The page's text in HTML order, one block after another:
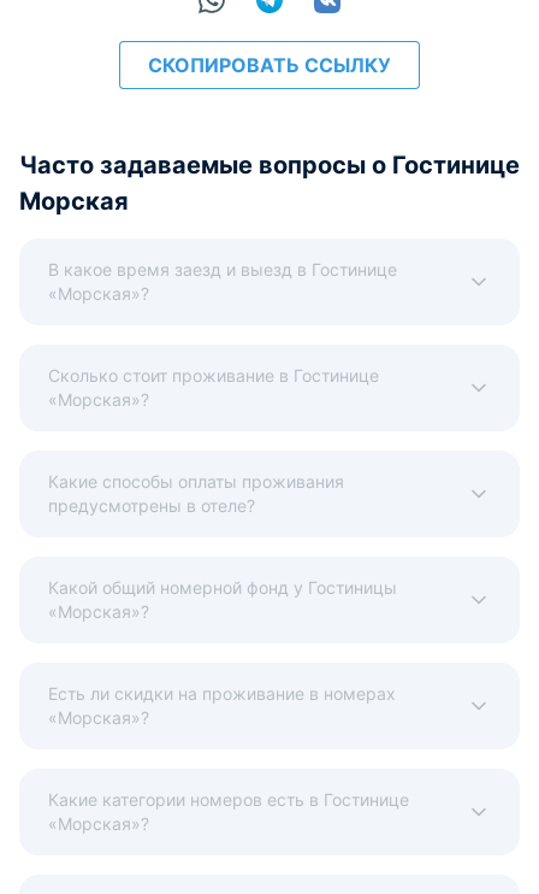
СКОПИРОВАТЬ ССЫЛКУ
Часто задаваемые вопросы о Гостинице
Морская
В какое время заезд и выезд в Гостинице
«Морская»?
Сколько стоит проживание в Гостинице
«Морская»?
Какие способы оплаты проживания
предусмотрены в отеле?
Какой общий номерной фонд у Гостиницы
«Морская»?
Есть ли скидки на проживание в номерах
«Морская»?
Какие категории номеров есть в Гостинице
«Морская»?